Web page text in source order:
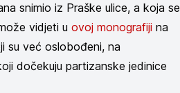
snimio iz Praške ulice, a koja se
vidjeti u ovoj monografiji na
su već oslobođeni, na
dočekuju partizanske jedinice